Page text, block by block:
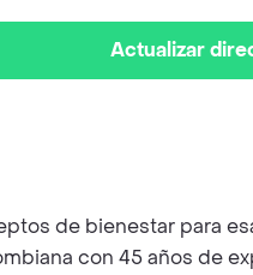
Actualizar
de bienestar para
con 45 años de